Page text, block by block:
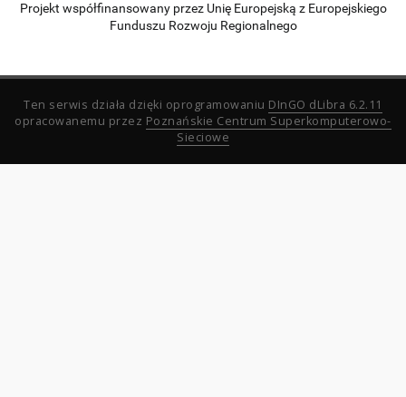
Projekt współfinansowany przez Unię Europejską z Europejskiego
Funduszu Rozwoju Regionalnego
Ten serwis działa dzięki oprogramowaniu DInGO dLibra 6.2.11
opracowanemu przez Poznańskie Centrum Superkomputerowo-
Sieciowe